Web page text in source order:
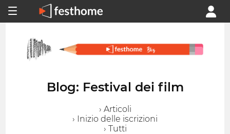
Blog: Festival dei film
› Articoli
› Inizio delle iscrizioni
› Tutti